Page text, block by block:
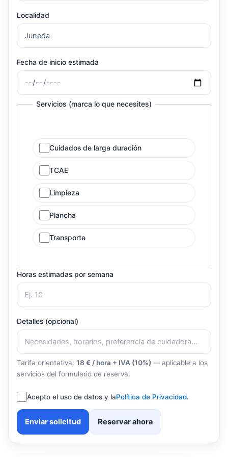
Localidad
Fecha de inicio estimada
Servicios (marca lo que necesites)
Cuidados de larga duración
TCAE
Limpieza
Plancha
Transporte
Horas estimadas por semana
Detalles (opcional)
Tarifa orientativa: 18 € / hora + IVA (10%) — aplicable a los
servicios del formulario de reserva.
Acepto el uso de datos y laPolítica de Privacidad.
Enviar solicitud Reservar ahora